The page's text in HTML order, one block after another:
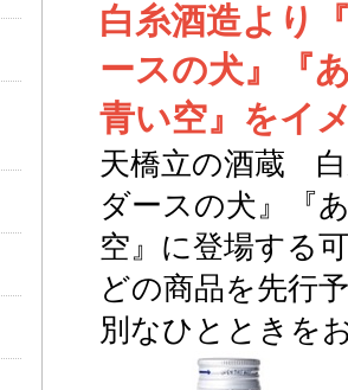
白糸酒造より
ースの犬』『
青い空』 をイ
天橋立の酒蔵
ダースの犬』『
空』 に登場する
どの商品を先行
別なひとときを